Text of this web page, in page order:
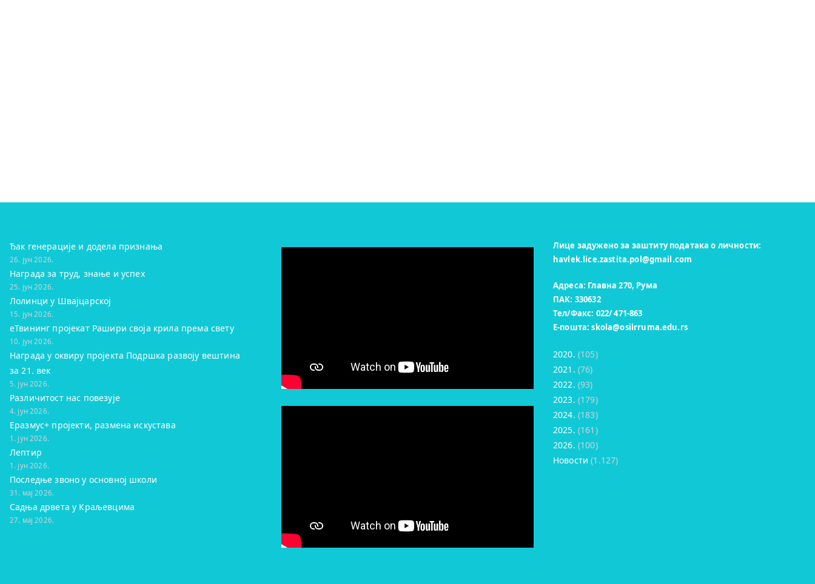
Ђак генерације и додела признања
26. јун 2026.
Награда за труд, знање и успех
25. јун 2026.
Лолинци у Швајцарској
15. јун 2026.
eТвининг пројекат Рашири своја крила према свету
10. јун 2026.
Награда у оквиру пројекта Подршка развоју вештина
за 21. век
5. јун 2026.
Различитост нас повезује
4. јун 2026.
Еразмус+ пројекти, размена искустава
1. јун 2026.
Лептир
1. јун 2026.
Последње звоно у основној школи
31. мај 2026.
Садња дрвета у Краљевцима
27. мај 2026.
Лице задужено за заштиту података о личности:
havlek.lice.zastita.pol@gmail.com
Адреса: Главна 270, Рума
ПАК: 330632
Тел/Факс: 022/ 471-863
Е-пошта:skola@osilrruma.edu.rs
2020. (105)
2021. (76)
2022. (93)
2023. (179)
2024. (183)
2025. (161)
2026. (100)
Новости (1.127)